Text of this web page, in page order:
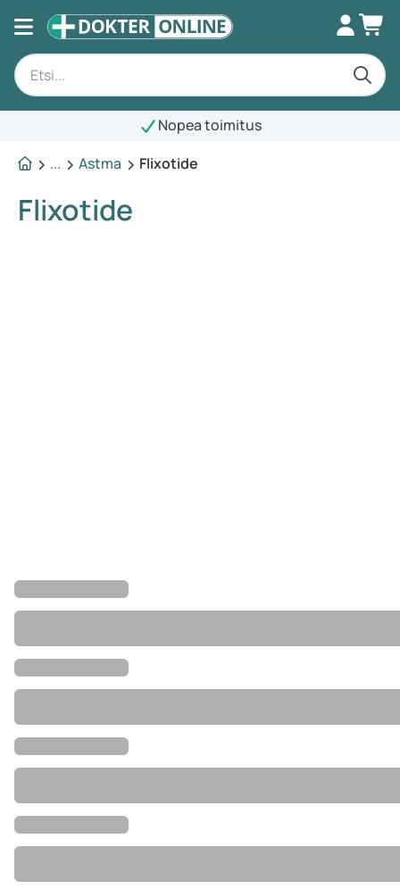
Nopea toimitus
...
Astma Flixotide
Flixotide